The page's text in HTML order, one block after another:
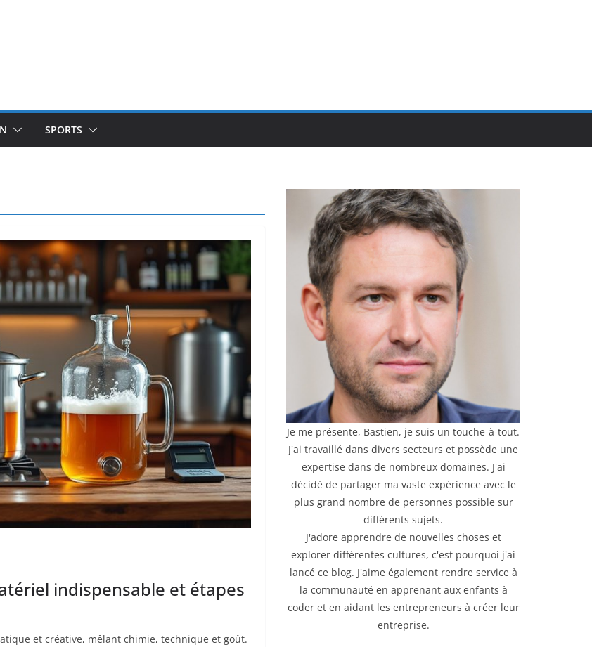
SPORTS
indispensable et étapes
et créative, mêlant chimie, technique et goût.
Je me présente, Bastien, je suis un touche-à-tout.
J'ai travaillé dans divers secteurs et possède une
expertise dans de nombreux domaines. J'ai
décidé de partager ma vaste expérience avec le
plus grand nombre de personnes possible sur
différents sujets.
J'adore apprendre de nouvelles choses et
explorer différentes cultures, c'est pourquoi j'ai
lancé ce blog. J'aime également rendre service à
la communauté en apprenant aux enfants à
coder et en aidant les entrepreneurs à créer leur
entreprise.